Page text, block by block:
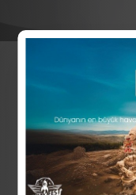
Patent/
İletişim